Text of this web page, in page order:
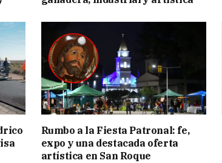
Rumbo a la Fiesta Patronal: fe,
expo y una destacada oferta
artística en San Roque